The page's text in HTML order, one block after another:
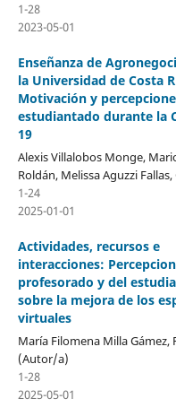
1-28
2023-05-01
Enseñanza de
la Universidad de Costa
Motivación y
estudiantado durante la
19
Alexis Villalobos Monge,
Roldán, Melissa Aguzzi
1-24
2025-01-01
Actividades, recursos e
interacciones:
profesorado y del
sobre la mejora de los
virtuales
María Filomena Milla
(Autor/a)
1-28
2025-05-01